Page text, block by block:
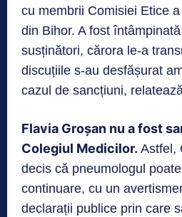
cu membrii Comisiei Etice
din Bihor. A fost
susținători, cărora le-a
discuțiile s-au desfășurat
cazul de sancțiuni,
Flavia Groșan nu a fost
Colegiul Medicilor. Astfel,
decis că pneumologul
continuare, cu un
declarații publice prin care